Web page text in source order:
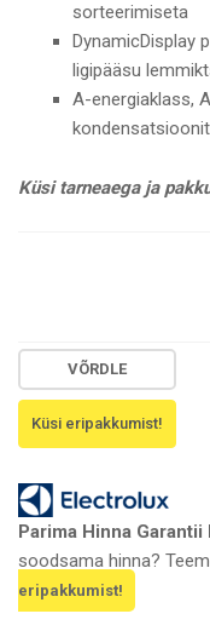
sorteerimiseta
DynamicDisplay
ligipääsu
A-energiaklass,
Küsi tarneaega ja
VÕRDLE
Parima Hinna
soodsama hinna?
eripakkumist!